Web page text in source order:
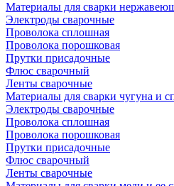
Материалы для сварки
Электроды сварочные
Проволока сплошная
Проволока порошковая
Прутки присадочные
Флюс сварочный
Ленты сварочные
Материалы для сварки чугуна и
Электроды сварочные
Проволока сплошная
Проволока порошковая
Прутки присадочные
Флюс сварочный
Ленты сварочные